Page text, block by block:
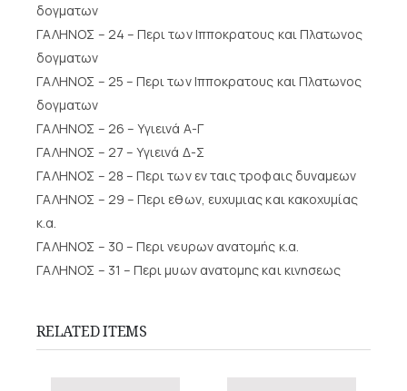
δογματων
ΓΑΛΗΝΟΣ – 24 – Περι των Ιπποκρατους και Πλατωνος
δογματων
ΓΑΛΗΝΟΣ – 25 – Περι των Ιπποκρατους και Πλατωνος
δογματων
ΓΑΛΗΝΟΣ – 26 – Υγιεινά Α-Γ
ΓΑΛΗΝΟΣ – 27 – Υγιεινά Δ-Σ
ΓΑΛΗΝΟΣ – 28 – Περι των εν ταις τροφαις δυναμεων
ΓΑΛΗΝΟΣ – 29 – Περι εθων, ευχυμιας και κακοχυμίας
κ.α.
ΓΑΛΗΝΟΣ – 30 – Περι νευρων ανατομής κ.α.
ΓΑΛΗΝΟΣ – 31 – Περι μυων ανατομης και κινησεως
RELATED ITEMS